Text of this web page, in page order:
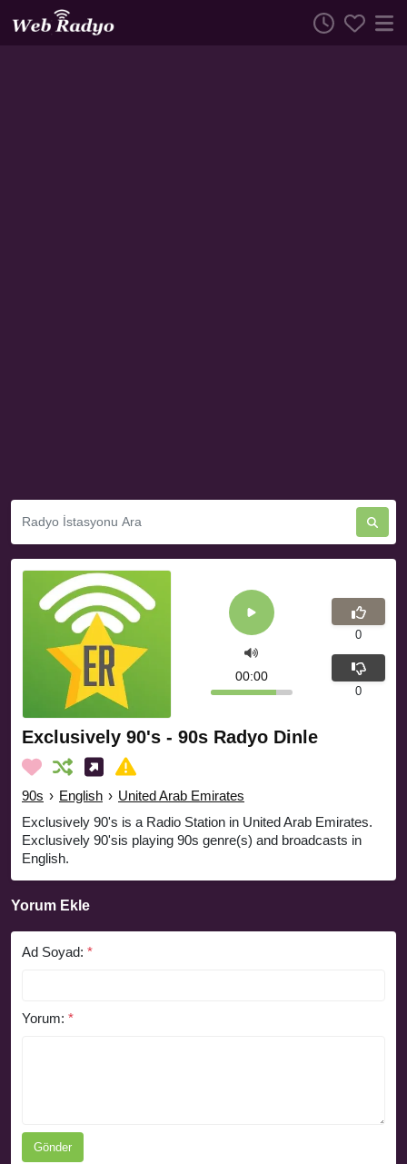
Exclusively 90's - 90s Radyo Dinle
90s › English › United Arab Emirates
Exclusively 90's is a Radio Station in United Arab Emirates.
Exclusively 90'sis playing 90s genre(s) and broadcasts in
English.
00:00
0
0
Yorum Ekle
Ad Soyad: *
Yorum: *
Gönder